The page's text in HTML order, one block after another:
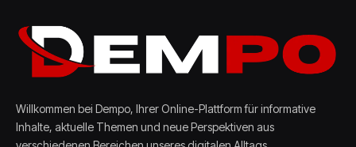
Willkommen bei Dempo, Ihrer Online-Plattform für informative
Inhalte, aktuelle Themen und neue Perspektiven aus